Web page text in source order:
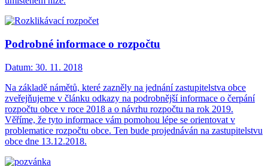
Podrobné informace o rozpočtu
Datum: 30. 11. 2018
Na základě námětů, které zazněly na jednání zastupitelstva obce
zveřejňujeme v článku odkazy na podrobnější informace o čerpání
rozpočtu obce v roce 2018 a o návrhu rozpočtu na rok 2019.
Věříme, že tyto informace vám pomohou lépe se orientovat v
problematice rozpočtu obce. Ten bude projednáván na zastupitelstvu
obce dne 13.12.2018.